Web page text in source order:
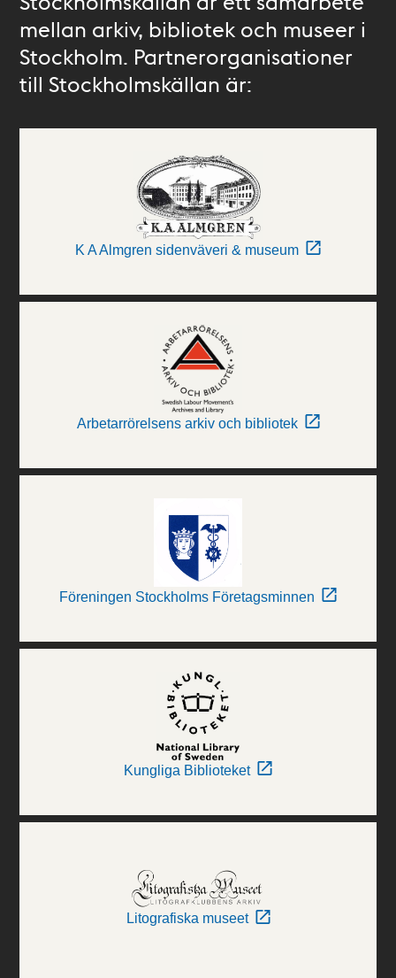
mellan arkiv, bibliotek och museer i
Stockholm. Partnerorganisationer
till Stockholmskällan är:
K A Almgren sidenväveri & museum
Arbetarrörelsens arkiv och bibliotek
Föreningen Stockholms Företagsminnen
Kungliga Biblioteket
Litografiska museet